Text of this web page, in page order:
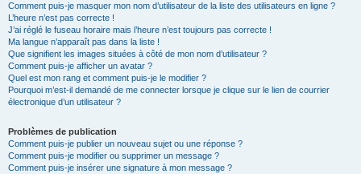
Comment puis-je masquer mon nom d’utilisateur de la liste des utilisateurs en ligne ?
L’heure n’est pas correcte !
J’ai réglé le fuseau horaire mais l’heure n’est toujours pas correcte !
Ma langue n’apparaît pas dans la liste !
Que signifient les images situées à côté de mon nom d’utilisateur ?
Comment puis-je afficher un avatar ?
Quel est mon rang et comment puis-je le modifier ?
Pourquoi m’est-il demandé de me connecter lorsque je clique sur le lien de courrier
électronique d’un utilisateur ?
Problèmes de publication
Comment puis-je publier un nouveau sujet ou une réponse ?
Comment puis-je modifier ou supprimer un message ?
Comment puis-je insérer une signature à mon message ?